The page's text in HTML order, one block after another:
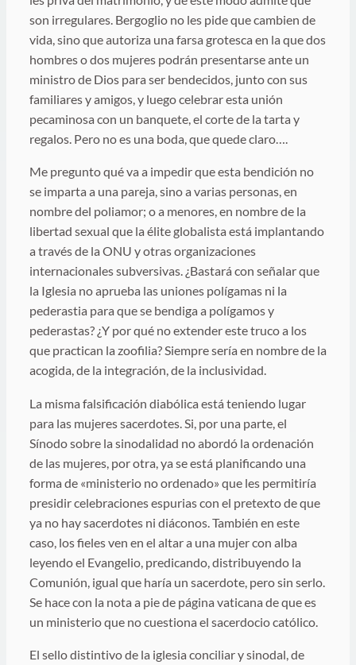
son irregulares. Bergoglio no les pide que cambien de
vida, sino que autoriza una farsa grotesca en la que dos
hombres o dos mujeres podrán presentarse ante un
ministro de Dios para ser bendecidos, junto con sus
familiares y amigos, y luego celebrar esta unión
pecaminosa con un banquete, el corte de la tarta y
regalos. Pero no es una boda, que quede claro….
Me pregunto qué va a impedir que esta bendición no
se imparta a una pareja, sino a varias personas, en
nombre del poliamor; o a menores, en nombre de la
libertad sexual que la élite globalista está implantando
a través de la ONU y otras organizaciones
internacionales subversivas. ¿Bastará con señalar que
la Iglesia no aprueba las uniones polígamas ni la
pederastia para que se bendiga a polígamos y
pederastas? ¿Y por qué no extender este truco a los
que practican la zoofilia? Siempre sería en nombre de la
acogida, de la integración, de la inclusividad.
La misma falsificación diabólica está teniendo lugar
para las mujeres sacerdotes. Si, por una parte, el
Sínodo sobre la sinodalidad no abordó la ordenación
de las mujeres, por otra, ya se está planificando una
forma de «ministerio no ordenado» que les permitiría
presidir celebraciones espurias con el pretexto de que
ya no hay sacerdotes ni diáconos. También en este
caso, los fieles ven en el altar a una mujer con alba
leyendo el Evangelio, predicando, distribuyendo la
Comunión, igual que haría un sacerdote, pero sin serlo.
Se hace con la nota a pie de página vaticana de que es
un ministerio que no cuestiona el sacerdocio católico.
El sello distintivo de la iglesia conciliar y sinodal, de